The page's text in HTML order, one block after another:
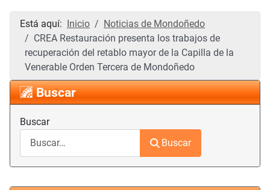
Está aquí: Inicio
Noticias de Mondoñedo
CREA Restauración presenta los trabajos de
recuperación del retablo mayor de la Capilla de la
Venerable Orden Tercera de Mondoñedo
Buscar
Buscar
Buscar